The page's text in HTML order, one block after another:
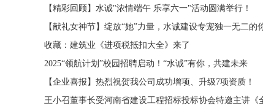
【精彩回顾】水诚"浓情端午 乐享六一"活动圆满举行！
【献礼女神节】绽放“她”力量，水诚建设专宠独一无二的
收藏：建筑业《进项税抵扣大全》来了
2025“领航计划”校园招聘启动！“水诚”有你，共建未来
【企业喜报】热烈祝贺我公司成功增项、升级7项资质！
王小召董事长受河南省建设工程招标投标协会特邀主讲《